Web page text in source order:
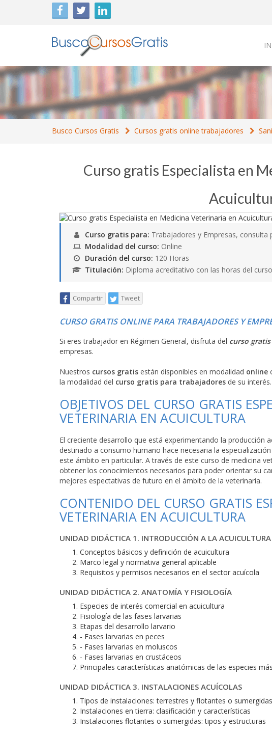
Busco Cursos Gratis Cursos gratis online trabajadores
Curso gratis Especialista en
Curso gratis para: Trabajadores y Empresas,
Modalidad del curso: Online
Duración del curso: 120 Horas
Titulación: Diploma acreditativo con las horas del curso
Compartir Tweet
CURSO GRATIS ONLINE PARA TRABAJADORES Y
Si eres trabajador en Régimen General, disfruta del curso
empresas.
Nuestros cursos gratis están disponibles en modalidad online
la modalidad del curso gratis para trabajadores de su interés.
OBJETIVOS DEL CURSO GRATIS
VETERINARIA EN ACUICULTURA
El creciente desarrollo que está experimentando la producción
destinado a consumo humano hace necesaria la
este ámbito en particular. A través de este curso de medicina
obtener los conocimientos necesarios para poder orientar su
mejores espectativas de futuro en el ámbito de la veterinaria.
CONTENIDO DEL CURSO GRATIS
VETERINARIA EN ACUICULTURA
UNIDAD DIDÁCTICA 1. INTRODUCCIÓN A LA
Conceptos básicos y definición de acuicultura
Marco legal y normativa general aplicable
Requisitos y permisos necesarios en el sector acuícola
UNIDAD DIDÁCTICA 2. ANATOMÍA Y FISIOLOGÍA
Especies de interés comercial en acuicultura
Fisiología de las fases larvarias
Etapas del desarrollo larvario
- Fases larvarias en peces
- Fases larvarias en moluscos
- Fases larvarias en crustáceos
Principales características anatómicas de las especies
UNIDAD DIDÁCTICA 3. INSTALACIONES ACUÍCOLAS
Tipos de instalaciones: terrestres y flotantes o sumergidas
Instalaciones en tierra: clasificación y características
Instalaciones flotantes o sumergidas: tipos y estructuras